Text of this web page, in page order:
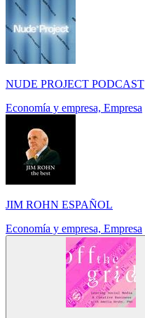
NUDE PROJECT PODCAST
Economía y empresa, Empresa
JIM ROHN ESPAÑOL
Economía y empresa, Empresa